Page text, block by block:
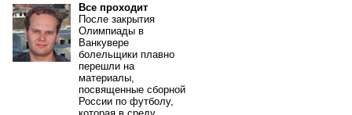
Все проходит
После закрытия
Олимпиады в
Ванкувере
болельщики плавно
перешли на
материалы,
посвященные сборной
России по футболу,